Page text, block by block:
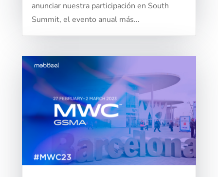
anunciar nuestra participación en South
Summit, el evento anual más...